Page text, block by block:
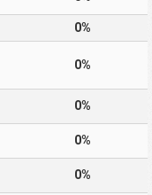
0%
0%
0%
0%
0%